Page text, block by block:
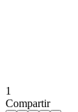
1
Compartir